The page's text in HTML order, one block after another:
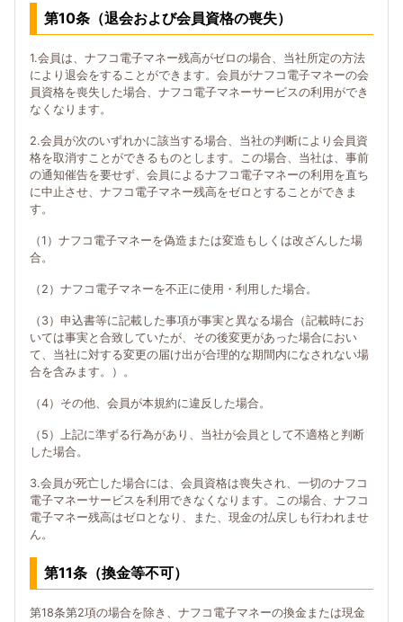
第10条（退会および会員資格の喪失）
1.会員は、ナフコ電子マネー残高がゼロの場合、当社所定の方法
により退会をすることができます。会員がナフコ電子マネーの会
員資格を喪失した場合、ナフコ電子マネーサービスの利用ができ
なくなります。
2.会員が次のいずれかに該当する場合、当社の判断により会員資
格を取消すことができるものとします。この場合、当社は、事前
の通知催告を要せず、会員によるナフコ電子マネーの利用を直ち
に中止させ、ナフコ電子マネー残高をゼロとすることができま
す。
（1）ナフコ電子マネーを偽造または変造もしくは改ざんした場
合。
（2）ナフコ電子マネーを不正に使用・利用した場合。
（3）申込書等に記載した事項が事実と異なる場合（記載時にお
いては事実と合致していたが、その後変更があった場合におい
て、当社に対する変更の届け出が合理的な期間内になされない場
合を含みます。）。
（4）その他、会員が本規約に違反した場合。
（5）上記に準ずる行為があり、当社が会員として不適格と判断
した場合。
3.会員が死亡した場合には、会員資格は喪失され、一切のナフコ
電子マネーサービスを利用できなくなります。この場合、ナフコ
電子マネー残高はゼロとなり、また、現金の払戻しも行われませ
ん。
第11条（換金等不可）
第18条第2項の場合を除き、ナフコ電子マネーの換金または現金